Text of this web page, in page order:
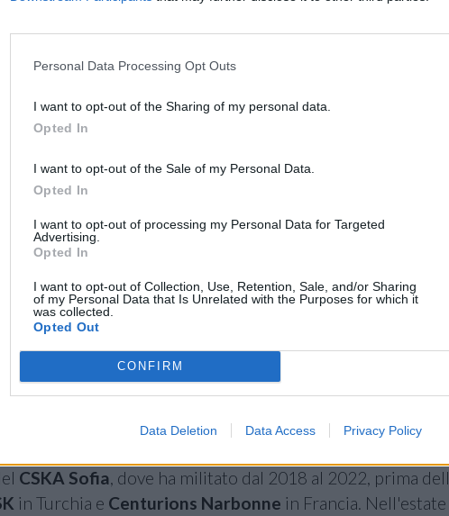
Personal Data Processing Opt Outs
I want to opt-out of the Sharing of my personal data.
Opted In
I want to opt-out of the Sale of my Personal Data.
Opted In
I want to opt-out of processing my Personal Data for Targeted
Advertising.
Opted In
I want to opt-out of Collection, Use, Retention, Sale, and/or Sharing
of my Personal Data that Is Unrelated with the Purposes for which it
was collected.
Opted Out
CONFIRM
Data Deletion Data Access Privacy Policy
volte quota 20 punti, toccando il suo massimo di 23
2024, risultato eguagliato anche nella trasferta di
CSKA Sofia, dove ha militato dal 2018 al 2022, prima
in Turchia e Centurions Narbonne in Francia.